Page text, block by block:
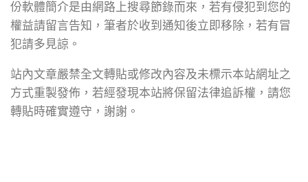
份軟體簡介是由網路上搜尋節錄而來，若有侵犯到您的
權益請留言告知，筆者於收到通知後立即移除，若有冒
犯請多見諒。
站內文章嚴禁全文轉貼或修改內容及未標示本站網址之
方式重製發佈，若經發現本站將保留法律追訴權，請您
轉貼時確實遵守，謝謝。